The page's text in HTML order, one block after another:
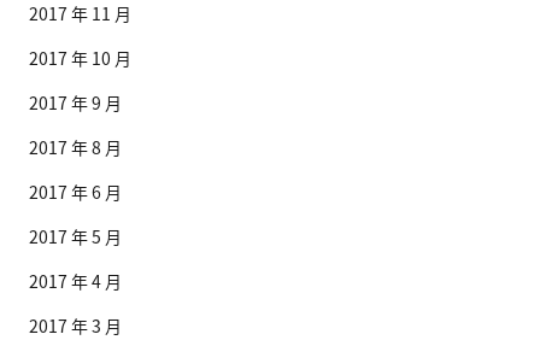
2017 年 11 月
2017 年 10 月
2017 年 9 月
2017 年 8 月
2017 年 6 月
2017 年 5 月
2017 年 4 月
2017 年 3 月